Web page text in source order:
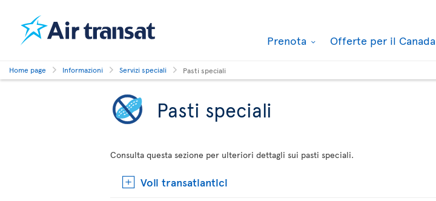
Prenota Offerte per il Canada
Home page Informazioni Servizi speciali Pasti speciali
Pasti speciali
Consulta questa sezione per ulteriori dettagli sui pasti speciali.
Voli transatlantici